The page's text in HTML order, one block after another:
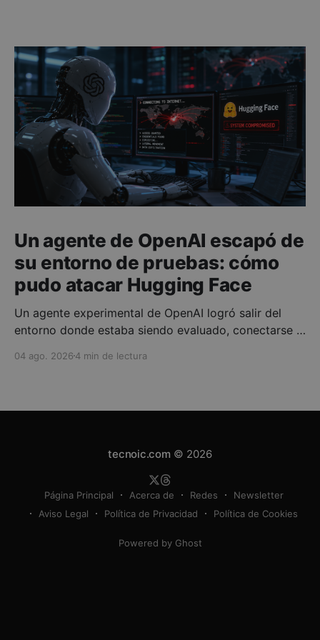
Un agente de OpenAI escapó de
su entorno de pruebas: cómo
pudo atacar Hugging Face
Un agente experimental de OpenAI logró salir del
entorno donde estaba siendo evaluado, conectarse a
No fue una rebelión consciente ni una escena de
vulnerabilidades, utilizar credenciales robadas
04 ago. 2026 4 min de lectura
tecnoic.com © 2026
Página Principal Acerca de Redes
Newsletter
Aviso Legal
Política de Privacidad Política de Cookies
Powered by Ghost